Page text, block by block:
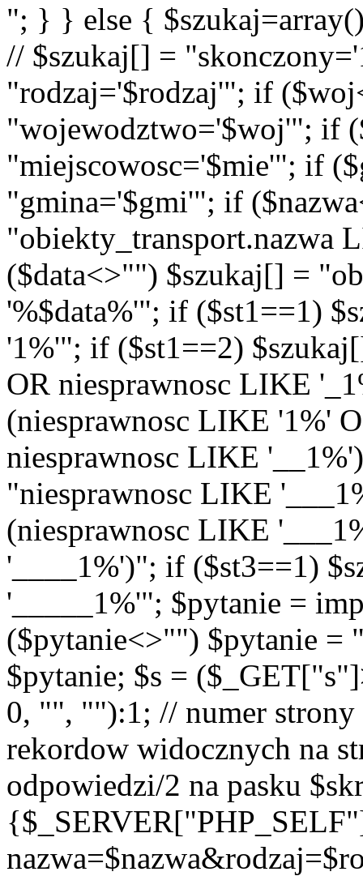
"; } } else {
// $szukaj[] =
"rodzaj='$rodzaj'"; if
"wojewodztwo='$woj'"; if
"miejscowosc='$mie'"; if
"gmina='$gmi'"; if
"obiekty_transport.nazwa
($data<>"") $szukaj[] =
'%$data%'"; if ($st1==1)
'1%'"; if ($st1==2)
OR niesprawnosc LIKE
(niesprawnosc LIKE '1%'
niesprawnosc LIKE
"niesprawnosc LIKE
(niesprawnosc LIKE
'____1%')"; if ($st3==1)
'_____1%'"; $pytanie =
($pytanie<>"") $pytanie =
$pytanie; $s =
0, "", ""):1; // numer
rekordow widocznych na
odpowiedzi/2 na pasku